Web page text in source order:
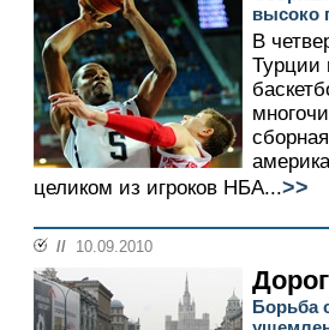
высоко
В
Турции
целиком из игроков НБА...>>
// 10.09.2010
Борьба